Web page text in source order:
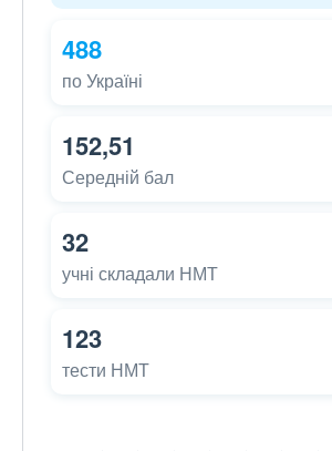
488
по Україні
152,51
Середній бал
32
учні складали НМТ
123
тести НМТ